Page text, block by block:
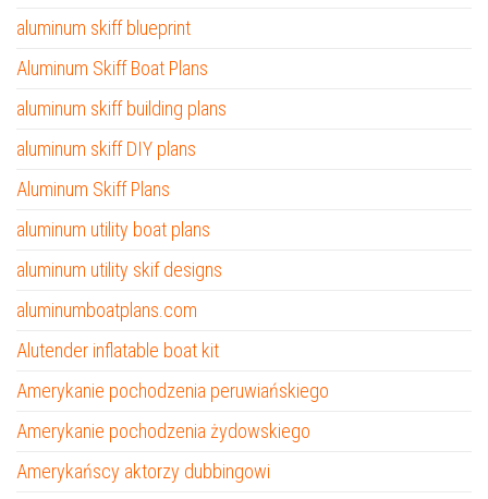
aluminum skiff blueprint
Aluminum Skiff Boat Plans
aluminum skiff building plans
aluminum skiff DIY plans
Aluminum Skiff Plans
aluminum utility boat plans
aluminum utility skif designs
aluminumboatplans.com
Alutender inflatable boat kit
Amerykanie pochodzenia peruwiańskiego
Amerykanie pochodzenia żydowskiego
Amerykańscy aktorzy dubbingowi